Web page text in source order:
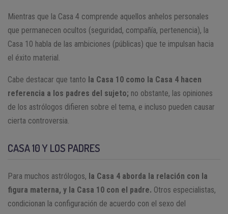
Mientras que la Casa 4 comprende aquellos anhelos personales
que permanecen ocultos (seguridad, compañía, pertenencia), la
Casa 10 habla de las ambiciones (públicas) que te impulsan hacia
el éxito material.
Cabe destacar que tanto la Casa 10 como la Casa 4 hacen
referencia a los padres del sujeto; no obstante, las opiniones
de los astrólogos difieren sobre el tema, e incluso pueden causar
cierta controversia.
CASA 10 Y LOS PADRES
Para muchos astrólogos, la Casa 4 aborda la relación con la
figura materna, y la Casa 10 con el padre. Otros especialistas,
condicionan la configuración de acuerdo con el sexo del